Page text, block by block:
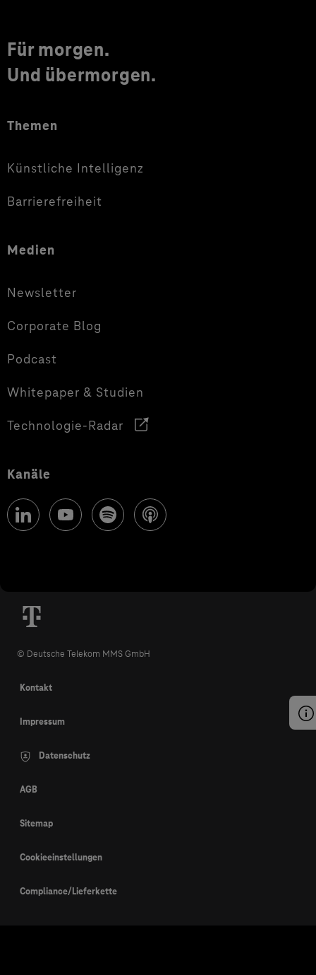
Für morgen.
Und übermorgen.
Themen
Künstliche Intelligenz
Barrierefreiheit
Medien
Newsletter
Corporate Blog
Podcast
Whitepaper & Studien
Technologie-Radar
Kanäle
© Deutsche Telekom MMS GmbH
Kontakt
Impressum
Datenschutz
AGB
Sitemap
Cookieeinstellungen
Compliance/Lieferkette